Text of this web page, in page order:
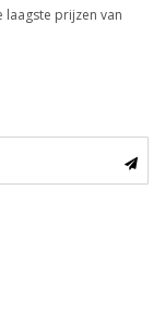
prijzen van